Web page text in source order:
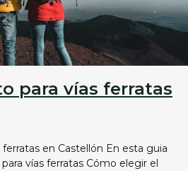
para vías ferratas
en Castellón En esta guia
vías ferratas Cómo elegir el